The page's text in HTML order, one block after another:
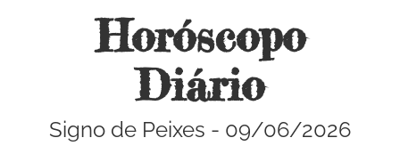
Horóscopo
Diário
Signo de Peixes - 09/06/2026